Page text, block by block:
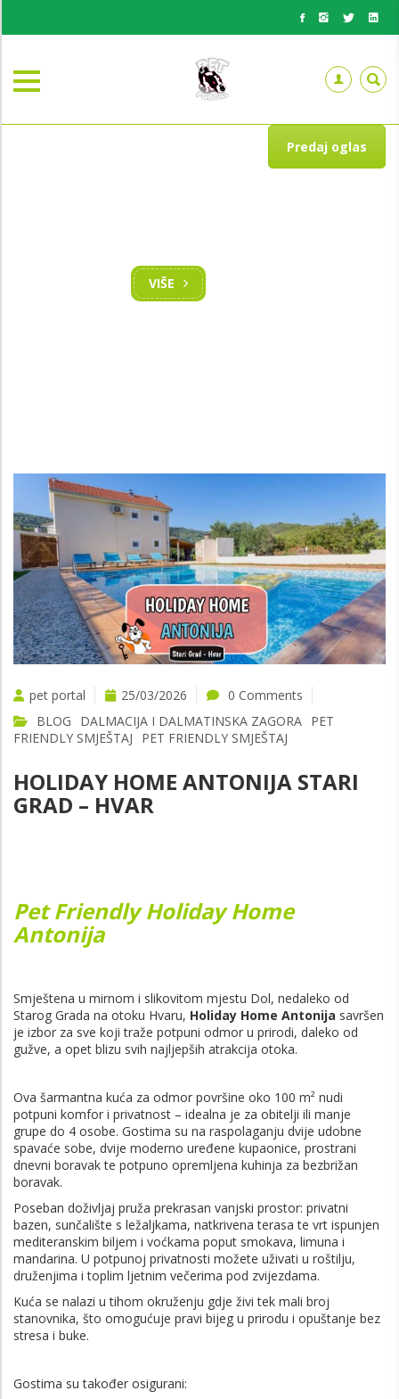
Predaj oglas
VIŠE
pet portal 25/03/2026
0 Comments
BLOG
DALMACIJA I DALMATINSKA ZAGORA PET
FRIENDLY SMJEŠTAJ
PET FRIENDLY SMJEŠTAJ
HOLIDAY HOME ANTONIJA STARI
GRAD – HVAR
Pet Friendly Holiday Home
Antonija
Smještena u mirnom i slikovitom mjestu Dol, nedaleko od
Starog Grada na otoku Hvaru, Holiday Home Antonija savršen
je izbor za sve koji traže potpuni odmor u prirodi, daleko od
gužve, a opet blizu svih najljepših atrakcija otoka.
Ova šarmantna kuća za odmor površine oko 100 m² nudi
potpuni komfor i privatnost – idealna je za obitelji ili manje
grupe do 4 osobe. Gostima su na raspolaganju dvije udobne
spavaće sobe, dvije moderno uređene kupaonice, prostrani
dnevni boravak te potpuno opremljena kuhinja za bezbrižan
boravak.
Poseban doživljaj pruža prekrasan vanjski prostor: privatni
bazen, sunčalište s ležaljkama, natkrivena terasa te vrt ispunjen
mediteranskim biljem i voćkama poput smokava, limuna i
mandarina. U potpunoj privatnosti možete uživati u roštilju,
druženjima i toplim ljetnim večerima pod zvijezdama.
Kuća se nalazi u tihom okruženju gdje živi tek mali broj
stanovnika, što omogućuje pravi bijeg u prirodu i opuštanje bez
stresa i buke.
Gostima su također osigurani: